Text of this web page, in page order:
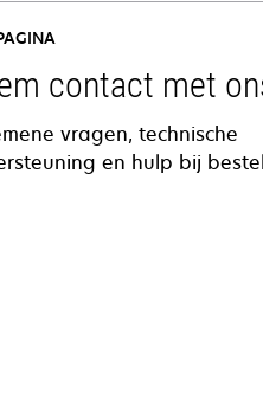
contact met
vragen, technische
en hulp bij